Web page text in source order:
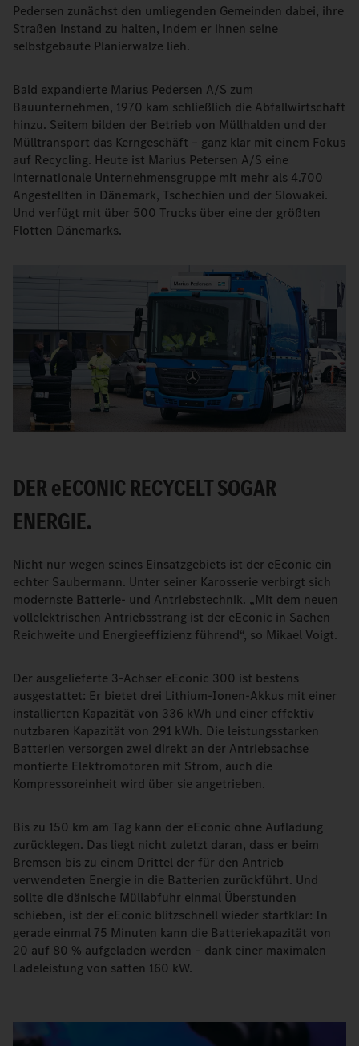
Pedersen zunächst den umliegenden Gemeinden dabei, ihre
Straßen instand zu halten, indem er ihnen seine
selbstgebaute Planierwalze lieh.
Bald expandierte Marius Pedersen A/S zum
Bauunternehmen, 1970 kam schließlich die Abfallwirtschaft
hinzu. Seitem bilden der Betrieb von Müllhalden und der
Mülltransport das Kerngeschäft – ganz klar mit einem Fokus
auf Recycling. Heute ist Marius Petersen A/S eine
internationale Unternehmensgruppe mit mehr als 4.700
Angestellten in Dänemark, Tschechien und der Slowakei.
Und verfügt mit über 500 Trucks über eine der größten
Flotten Dänemarks.
DEReECONIC RECYCELT SOGAR
ENERGIE.
Nicht nur wegen seines Einsatzgebiets ist der eEconic ein
echter Saubermann. Unter seiner Karosserie verbirgt sich
modernste Batterie- und Antriebstechnik. „Mit dem neuen
vollelektrischen Antriebsstrang ist der eEconic in Sachen
Reichweite und Energieeffizienz führend“, so Mikael Voigt.
Der ausgelieferte 3-Achser eEconic 300 ist bestens
ausgestattet: Er bietet drei Lithium-Ionen-Akkus mit einer
installierten Kapazität von 336 kWh und einer effektiv
nutzbaren Kapazität von 291 kWh. Die leistungsstarken
Batterien versorgen zwei direkt an der Antriebsachse
montierte Elektromotoren mit Strom, auch die
Kompressoreinheit wird über sie angetrieben.
Bis zu 150 km am Tag kann der eEconic ohne Aufladung
zurücklegen. Das liegt nicht zuletzt daran, dass er beim
Bremsen bis zu einem Drittel der für den Antrieb
verwendeten Energie in die Batterien zurückführt. Und
sollte die dänische Müllabfuhr einmal Überstunden
schieben, ist der eEconic blitzschnell wieder startklar: In
gerade einmal 75 Minuten kann die Batteriekapazität von
20 auf 80 % aufgeladen werden – dank einer maximalen
Ladeleistung von satten 160 kW.